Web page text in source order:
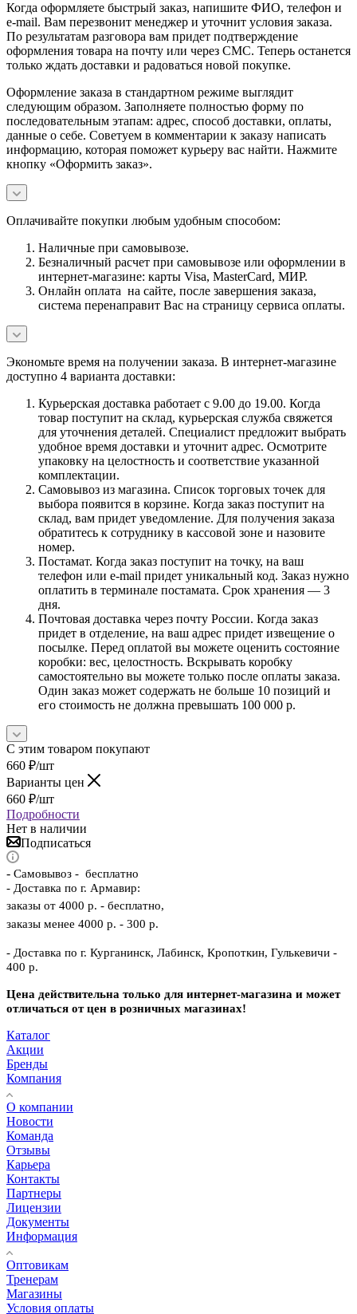
Когда оформляете быстрый заказ, напишите ФИО, телефон и
e-mail. Вам перезвонит менеджер и уточнит условия заказа.
По результатам разговора вам придет подтверждение
оформления товара на почту или через СМС. Теперь останется
только ждать доставки и радоваться новой покупке.
Оформление заказа в стандартном режиме выглядит
следующим образом. Заполняете полностью форму по
последовательным этапам: адрес, способ доставки, оплаты,
данные о себе. Советуем в комментарии к заказу написать
информацию, которая поможет курьеру вас найти. Нажмите
кнопку «Оформить заказ».
Оплачивайте покупки любым удобным способом:
Наличные при самовывозе.
Безналичный расчет при самовывозе или оформлении в
интернет-магазине: карты Visa, MasterCard, МИР.
Онлайн оплата на сайте, после завершения заказа,
система перенаправит Вас на страницу сервиса оплаты.
Экономьте время на получении заказа. В интернет-магазине
доступно 4 варианта доставки:
Курьерская доставка работает с 9.00 до 19.00. Когда
товар поступит на склад, курьерская служба свяжется
для уточнения деталей. Специалист предложит выбрать
удобное время доставки и уточнит адрес. Осмотрите
упаковку на целостность и соответствие указанной
комплектации.
Самовывоз из магазина. Список торговых точек для
выбора появится в корзине. Когда заказ поступит на
склад, вам придет уведомление. Для получения заказа
обратитесь к сотруднику в кассовой зоне и назовите
номер.
Постамат. Когда заказ поступит на точку, на ваш
телефон или e-mail придет уникальный код. Заказ нужно
оплатить в терминале постамата. Срок хранения — 3
дня.
Почтовая доставка через почту России. Когда заказ
придет в отделение, на ваш адрес придет извещение о
посылке. Перед оплатой вы можете оценить состояние
коробки: вес, целостность. Вскрывать коробку
самостоятельно вы можете только после оплаты заказа.
Один заказ может содержать не больше 10 позиций и
его стоимость не должна превышать 100 000 р.
С этим товаром покупают
660 ₽/шт
Варианты цен
660 ₽/шт
Подробности
Нет в наличии
Подписаться
- Самовывоз - бесплатно
- Доставка по г. Армавир:
заказы от 4000 р. - бесплатно,
заказы менее 4000 р. - 300 р.
- Доставка по г. Курганинск, Лабинск, Кропоткин, Гулькевичи -
400 р.
Цена действительна только для интернет-магазина и может
отличаться от цен в розничных магазинах!
Каталог
Акции
Бренды
Компания
О компании
Новости
Команда
Отзывы
Карьера
Контакты
Партнеры
Лицензии
Документы
Информация
Оптовикам
Тренерам
Магазины
Условия оплаты